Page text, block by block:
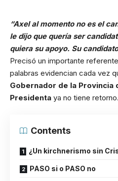
“Axel al momento no es el
le dijo que quería ser
quiera su apoyo. Su
Precisó un importante
palabras evidencian cada vez
Gobernador de la Provincia
Presidenta ya no tiene retorno.
Contents
¿Un kirchnerismo sin
PASO si o PASO no